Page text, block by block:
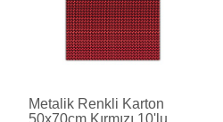
Metalik Renkli Karton
50x70cm Kırmızı 10'lu